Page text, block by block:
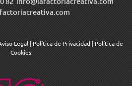
Legal | Política de Privacidad | Política de
Cookies